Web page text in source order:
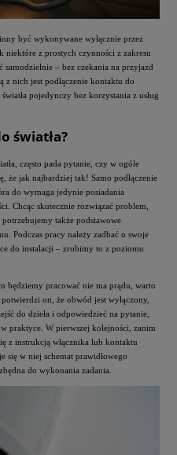
być wykonywane wyłącznie przez
niektóre z prostych czynności z zakresu
– bez czekania na przyjazd
z nich jest podłączenie kontaktu do
pojedynczy bez korzystania z usług
światła?
często pada pytanie, czy w ogóle
że jak najbardziej tak! Samo podłączenie
do wymaga jedynie posiadania
Chcąc skutecznie rozwiązać problem,
potrzebujemy także podstawowe
Podczas pracy należy zadbać o swoje
do instalacji – zrobimy to z poziomu
będziemy pracować nie ma prądu, warto
on, że obwód jest wyłączony,
do dzieła i odpowiedzieć na pytanie,
praktyce. W pierwszej kolejności, zanim
z instrukcją włącznika lub kontaktu
się w niej schemat prawidłowego
do wykonania zadania.